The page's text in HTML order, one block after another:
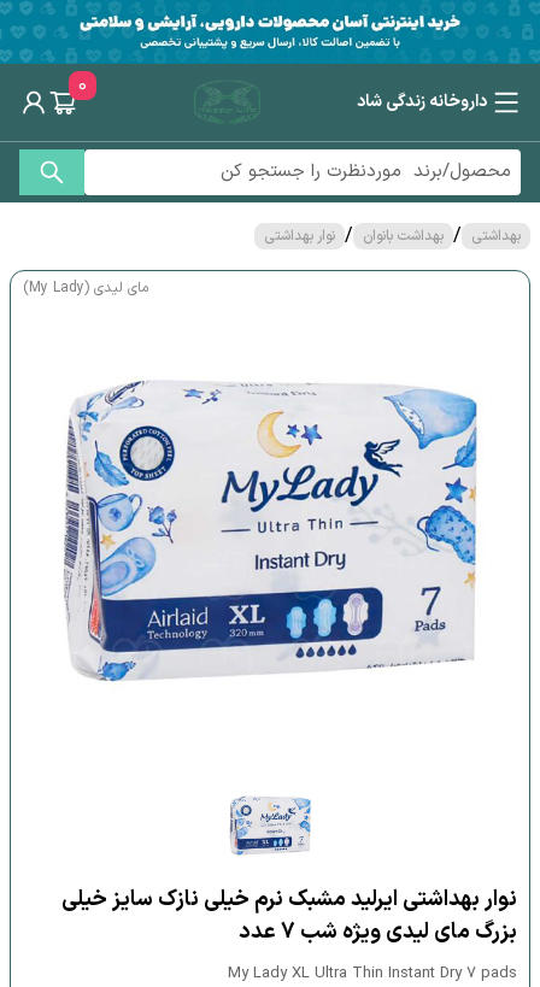
داروخانه زندگی شاد
0
بهداشتی / بهداشت بانوان / نوار بهداشتی
مای لیدی (My Lady)
نوار بهداشتی ایرلید مشبک نرم خیلی نازک سایز خیلی
بزرگ مای لیدی ویژه شب 7 عدد
My Lady XL Ultra Thin Instant Dry 7 pads